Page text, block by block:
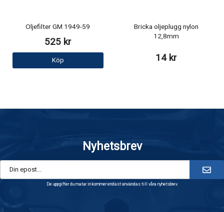
Oljefilter GM 1949-59
525 kr
Köp
Bricka oljeplugg nylon
12,8mm
14 kr
Nyhetsbrev
De uppgifter du matar in kommer endast användas till våra nyhetsbrev.